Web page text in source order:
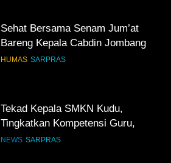
Sehat Bersama Senam Jum’at
Bareng Kepala Cabdin Jombang
HUMAS SARPRAS
Tekad Kepala SMKN Kudu,
Tingkatkan Kompetensi Guru,
Bangun Infrastruktur IT
NEWS SARPRAS